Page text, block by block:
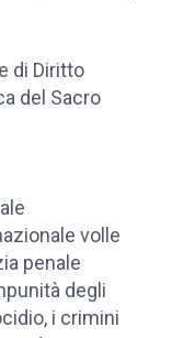
di Diritto
del Sacro
volle
penale
degli
i crimini